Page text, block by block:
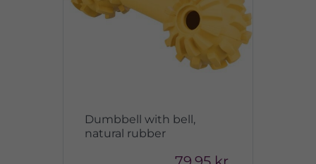
Dumbbell with bell,
natural rubber